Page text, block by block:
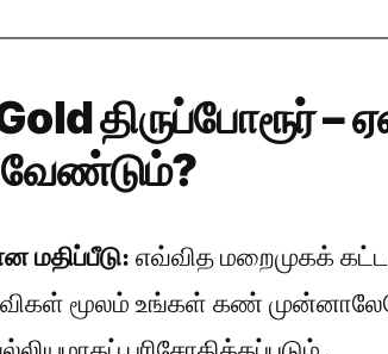
திருப்போரூர்
மதிப்பீடு: எவ்வித மறைமுகக்
மூலம் உங்கள் கண்